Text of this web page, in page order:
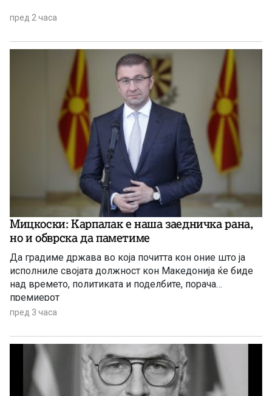
пред 2 часа
Мицкоски: Карпалак е наша заедничка рана,
но и обврска да паметиме
Да градиме држава во која почитта кон оние што ја
исполниле својата должност кон Македонија ќе биде
над времето, политиката и поделбите, порача
премиерот
пред 3 часа